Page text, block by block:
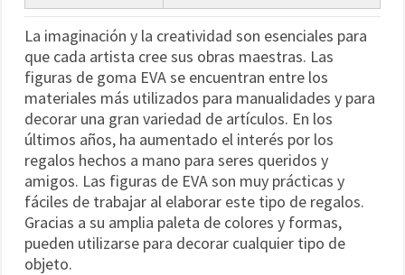
La imaginación y la creatividad son esenciales para
que cada artista cree sus obras maestras. Las
figuras de goma EVA se encuentran entre los
materiales más utilizados para manualidades y para
decorar una gran variedad de artículos. En los
últimos años, ha aumentado el interés por los
regalos hechos a mano para seres queridos y
amigos. Las figuras de EVA son muy prácticas y
fáciles de trabajar al elaborar este tipo de regalos.
Gracias a su amplia paleta de colores y formas,
pueden utilizarse para decorar cualquier tipo de
objeto.